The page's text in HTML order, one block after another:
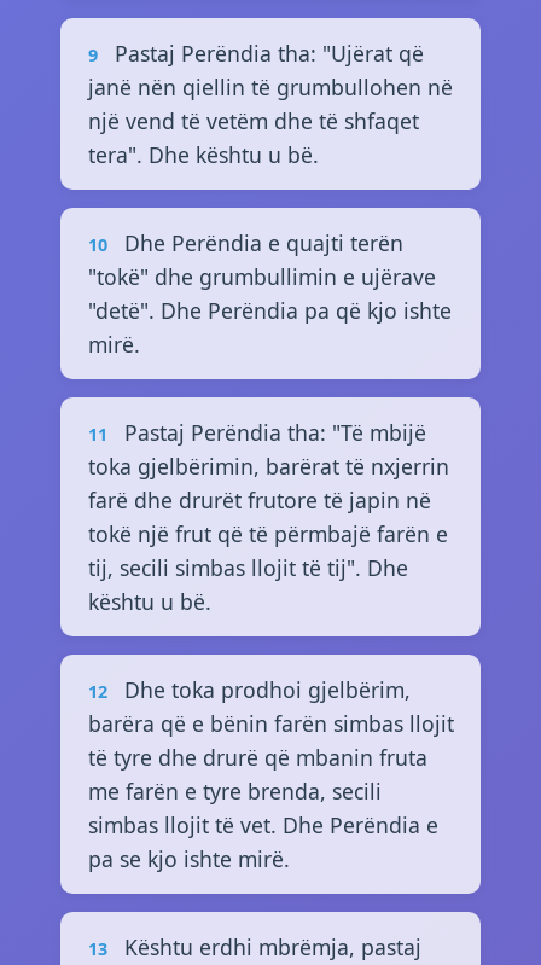
9
Pastaj Perëndia tha: "Ujërat që
janë nën qiellin të grumbullohen në
një vend të vetëm dhe të shfaqet
tera". Dhe kështu u bë.
10
Dhe Perëndia e quajti terën
"tokë" dhe grumbullimin e ujërave
"detë". Dhe Perëndia pa që kjo ishte
mirë.
11
Pastaj Perëndia tha: "Të mbijë
toka gjelbërimin, barërat të nxjerrin
farë dhe drurët frutore të japin në
tokë një frut që të përmbajë farën e
tij, secili simbas llojit të tij". Dhe
kështu u bë.
12
Dhe toka prodhoi gjelbërim,
barëra që e bënin farën simbas llojit
të tyre dhe drurë që mbanin fruta
me farën e tyre brenda, secili
simbas llojit të vet. Dhe Perëndia e
pa se kjo ishte mirë.
13
Kështu erdhi mbrëmja, pastaj